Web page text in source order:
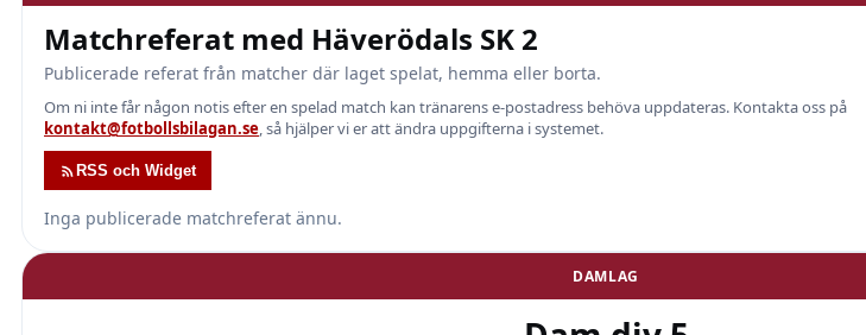
Matchreferat med Häverödals SK 2
Publicerade referat från matcher där laget spelat, hemma eller borta.
Om ni inte får någon notis efter en spelad match kan tränarens e-postadress behöva uppdateras. Kontakta oss på
kontakt@fotbollsbilagan.se, så hjälper vi er att ändra uppgifterna i systemet.
RSS och Widget
Inga publicerade matchreferat ännu.
DAMLAG